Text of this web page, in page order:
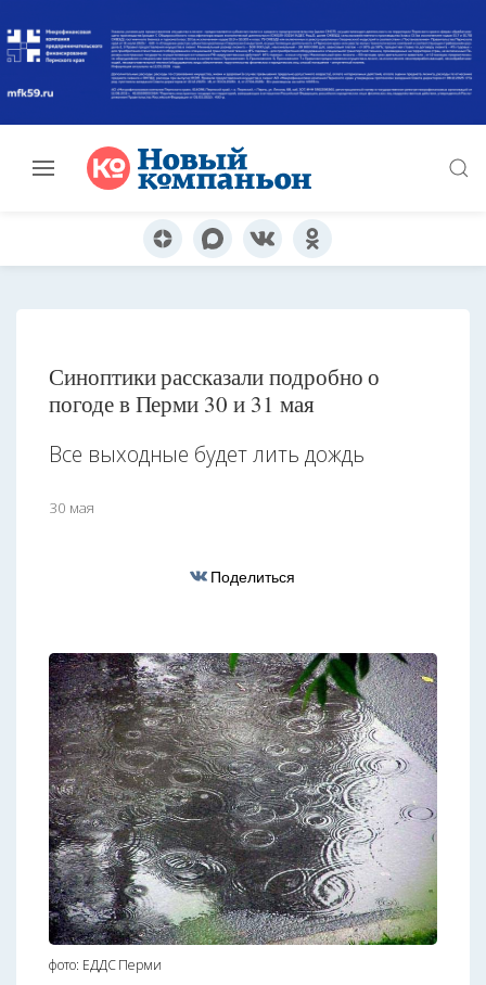
Синоптики рассказали подробно о
погоде в Перми 30 и 31 мая
Все выходные будет лить дождь
30 мая
Поделиться
фото: ЕДДС Перми